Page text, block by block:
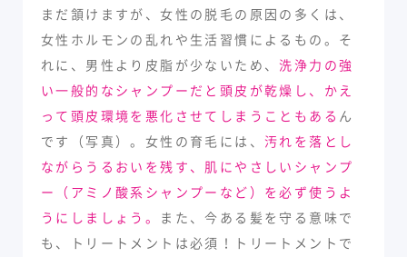
まだ頷けますが、女性の脱毛の原因の多くは、
女性ホルモンの乱れや生活習慣によるもの。そ
れに、男性より皮脂が少ないため、洗浄力の強
い一般的なシャンプーだと頭皮が乾燥し、かえ
って頭皮環境を悪化させてしまうこともある ん
です（写真）。女性の育毛には、 汚れを落とし
ながらうるおいを残す、肌にやさしいシャンプ
ー（アミノ酸系シャンプーなど）を必ず使うよ
うにしましょう。 また、今ある髪を守る意味で
も、トリートメントは必須！トリートメントで